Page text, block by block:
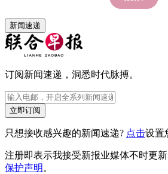
新闻速递
订阅新闻速递，洞悉时代脉搏。
立即订阅
只想接收感兴趣的新闻速递? 点击设置
注册即表示我接受新报业媒体不时更
保护声明 。